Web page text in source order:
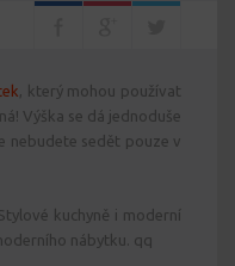
, který mohou používat
Výška se dá jednoduše
nebudete sedět pouze v
kuchyně i moderní
nábytku. qq